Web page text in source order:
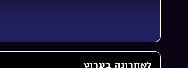
לאחרונה בערוץ